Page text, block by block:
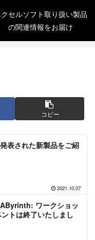
セルソフト取り扱い製品
の関連情報をお届け
コピー
表された新製品をご紹
2021.10.07
ワークショッ
トは終了いたしまし